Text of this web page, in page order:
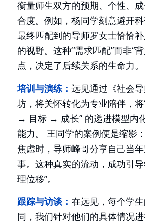
衡量师生双方的预期、个性、
合度。例如，杨同学刻意避开
最终匹配到的导师罗女士恰恰
的视野。这种“需求匹配”而非“
点，决定了后续关系的生命力。
培训与演练： 远见通过《社会
坊，将关怀转化为专业陪伴，
→ 目标 → 成长” 的递进模型内
能力。 王同学的案例便是缩影
焦虑时，导师峰哥分享自己当
事。这种真实的流动，成功引
理位移”。
跟踪与访谈： 在远见，每个学
同，我们针对他们的具体情况进